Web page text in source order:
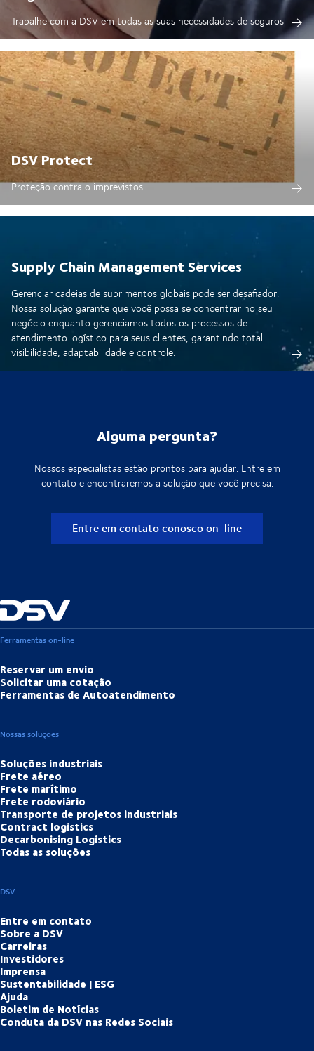
Trabalhe com a DSV em todas as suas necessidades de seguros
DSV Protect
Proteção contra o imprevistos
Supply Chain Management Services
Gerenciar cadeias de suprimentos globais pode ser desafiador.
Nossa solução garante que você possa se concentrar no seu
negócio enquanto gerenciamos todos os processos de
atendimento logístico para seus clientes, garantindo total
visibilidade, adaptabilidade e controle.
Alguma pergunta?
Nossos especialistas estão prontos para ajudar. Entre em
contato e encontraremos a solução que você precisa.
Entre em contato conosco on-line
Ferramentas on-line
Reservar um envio
Solicitar uma cotação
Ferramentas de Autoatendimento
Nossas soluções
Soluções industriais
Frete aéreo
Frete marítimo
Frete rodoviário
Transporte de projetos industriais
Contract logistics
Decarbonising Logistics
Todas as soluções
DSV
Entre em contato
Sobre a DSV
Carreiras
Investidores
Imprensa
Sustentabilidade | ESG
Ajuda
Boletim de Notícias
Conduta da DSV nas Redes Sociais